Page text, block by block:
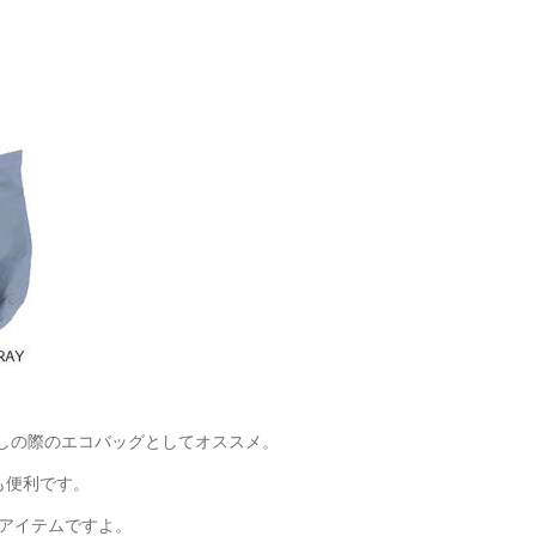
際のエコバッグとしてオススメ。
利です。
テムですよ。